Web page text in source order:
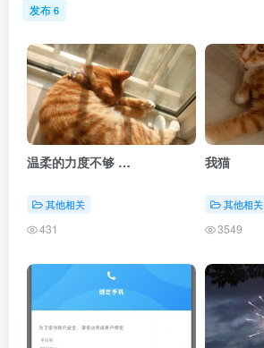
发布 6
温柔的力度不够 …
其他相关
431
我猫
其他相关
3549